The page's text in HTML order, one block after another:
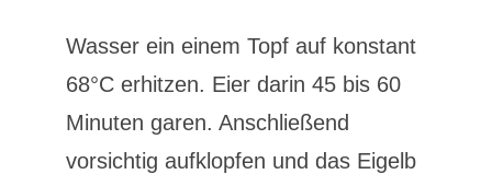
Wasser ein einem Topf auf konstant
68°C erhitzen. Eier darin 45 bis 60
Minuten garen. Anschließend
vorsichtig aufklopfen und das Eigelb